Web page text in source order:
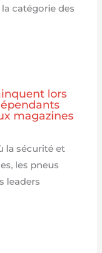
catégorie des
lors
magazines
la sécurité et
les pneus
leaders